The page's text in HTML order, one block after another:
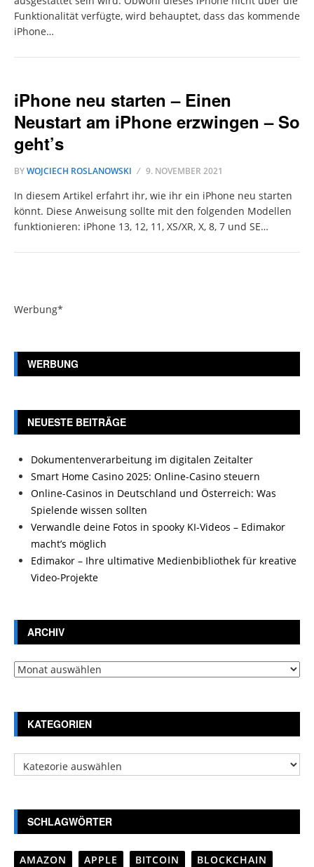
Funktionalität verfügte, wird behauptet, dass das kommende
iPhone…
iPhone neu starten – Einen
Neustart am iPhone erzwingen – So
geht’s
BYWOJCIECH ROSLANOWSKI 9. NOVEMBER 2021
In diesem Artikel erfahrt ihr, wie ihr ein iPhone neu starten
könnt. Diese Anweisung sollte mit den folgenden Modellen
funktionieren: iPhone 13, 12, 11, XS/XR, X, 8, 7 und SE…
Werbung*
WERBUNG
NEUESTE BEITRÄGE
Dokumentenverarbeitung im digitalen Zeitalter
Smart Home Casino 2025: Online-Casino steuern
Online-Casinos in Deutschland und Österreich: Was
Spielende wissen sollten
Verwandle deine Fotos in spooky KI-Videos – Edimakor
macht’s möglich
Edimakor – Ihre ultimative Medienbibliothek für kreative
Video-Projekte
ARCHIV
Archiv
KATEGORIEN
Kategorien
SCHLAGWÖRTER
AMAZON APPLE BITCOIN
BLOCKCHAIN